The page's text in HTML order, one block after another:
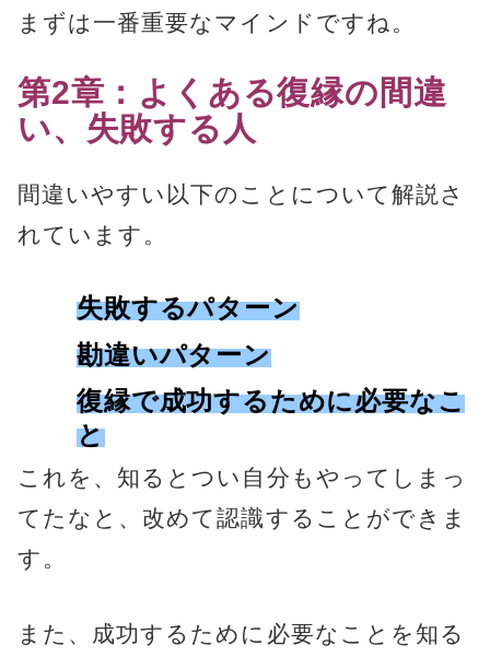
まずは一番重要なマインドですね。
第2章：よくある復縁の間違
い、失敗する人
間違いやすい以下のことについて解説さ
れています。
失敗するパターン
勘違いパターン
復縁で成功するために必要なこ
と
これを、知るとつい自分もやってしまっ
てたなと、改めて認識することができま
す。
また、成功するために必要なことを知る